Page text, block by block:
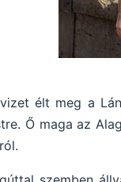
élt meg a
Ő maga az